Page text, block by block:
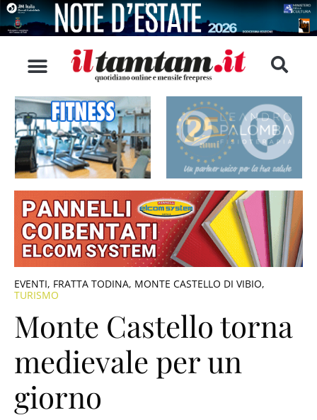
EVENTI, FRATTA TODINA, MONTE CASTELLO DI VIBIO,
TURISMO
Monte Castello torna
medievale per un
giorno